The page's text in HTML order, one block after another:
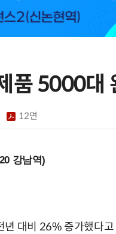
품 5000대
12면
강남역)
대비 26% 증가했다